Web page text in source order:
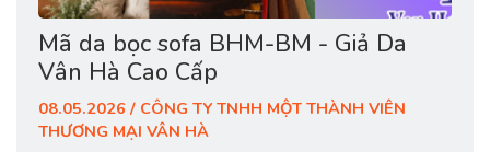
Mã da bọc sofa BHM-BM - Giả Da
Vân Hà Cao Cấp
08.05.2026 / CÔNG TY TNHH MỘT THÀNH VIÊN
THƯƠNG MẠI VÂN HÀ